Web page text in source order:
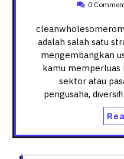
0
adalah salah satu
mengembangkan
kamu memperluas
sektor atau
pengusaha,